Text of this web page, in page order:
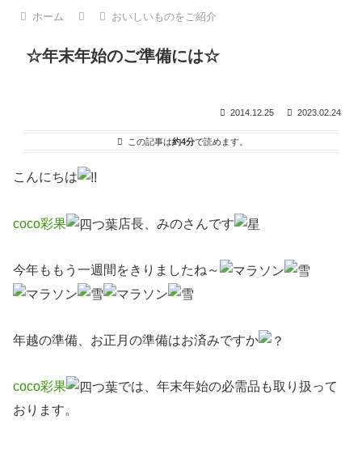
ホーム おいしいものをご紹介
☆年末年始のご準備には☆
2014.12.25 2023.02.24
この記事は約4分で読めます。
こんにちは
coco彩果 店長、みのさんです
今年ももう一週間をきりましたね～
年越の準備、お正月の準備はお済みですか
coco彩果
では、年末年始の必需品も取り扱って
おります。